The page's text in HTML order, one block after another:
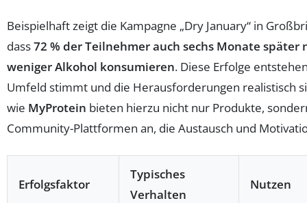
Beispielhaft zeigt die Kampagne „Dry January“ in
dass72 % der Teilnehmer auch sechs Monate später
weniger Alkohol konsumieren. Diese Erfolge
Umfeld stimmt und die Herausforderungen realistisch
wie MyProtein bieten hierzu nicht nur Produkte,
Community-Plattformen an, die Austausch und
Erfolgsfaktor
Typisches
Verhalten
Nutzen